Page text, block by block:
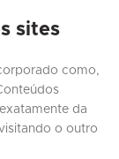
sites
como,
da
o outro